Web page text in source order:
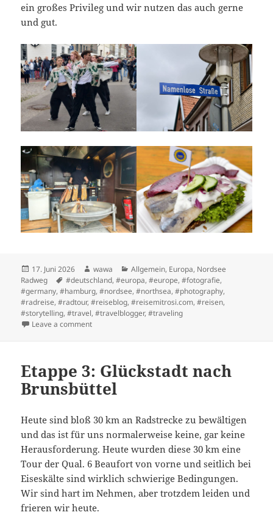
ein großes Privileg und wir nutzen das auch gerne
und gut.
Posted
on
17. Juni 2026 Author
wawa Categories
Allgemein, Europa, Nordsee
Radweg
Tags
#deutschland,#europa,#europe,#fotografie,
#germany,#hamburg,#nordsee,#northsea,#photography,
#radreise,#radtour,#reiseblog,#reisemitrosi.com,#reisen,
#storytelling,#travel,#travelblogger,#traveling
Leave a commenton Etappe 2: Elmshorn nach Glückstadt
Etappe 3: Glückstadt nach
Brunsbüttel
Heute sind bloß 30 km an Radstrecke zu bewältigen
und das ist für uns normalerweise keine, gar keine
Herausforderung. Heute wurden diese 30 km eine
Tour der Qual. 6 Beaufort von vorne und seitlich bei
Eiseskälte sind wirklich schwierige Bedingungen.
Wir sind hart im Nehmen, aber trotzdem leiden und
frieren wir heute.